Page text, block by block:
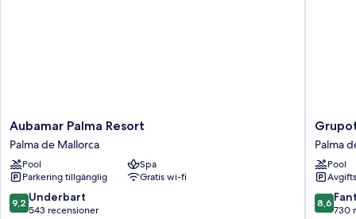
Aubamar
Palma
Resort
Palma
de
Mallorca
Aubamar Palma Resort
Palma de Mallorca
Pool
Spa
Parkering tillgänglig
Gratis wi-fi
9.2
av
9,2 Underbart
543 recensioner
Taurus
Park
Palma
de
Mallorca
Palma
Pool
8.6
av
8,6
730